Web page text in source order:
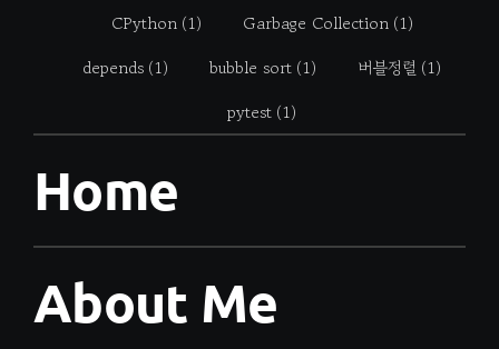
CPython (1) Garbage Collection (1)
depends (1) bubble sort (1) 버블정렬 (1)
pytest (1)
Home
About Me